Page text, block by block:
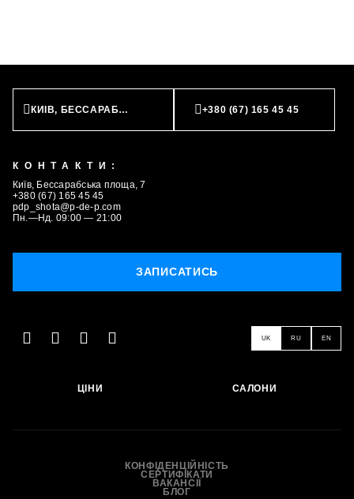
КИЇВ, БЕССАРАБСЬКА ПЛОЩА, 7 +380 (67) 165 45 45
КОНТАКТИ:
Київ, Бессарабська площа, 7
+380 (67) 165 45 45
pdp_shota@p-de-p.com
Пн.—Нд. 09:00 — 21:00
ЗАПИСАТИСЬ
UK RU EN
ЦІНИ САЛОНИ
КОНФІДЕНЦІЙНІСТЬ
СЕРТИФІКАТИ
ВАКАНСІЇ
БЛОГ